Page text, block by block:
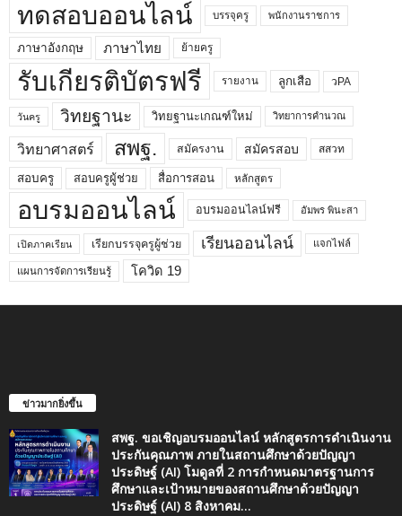
ทดสอบออนไลน์ บรรจุครู พนักงานราชการ
ภาษาอังกฤษ ภาษาไทย ย้ายครู
รับเกียรติบัตรฟรี รายงาน ลูกเสือ วPA
วันครู วิทยฐานะ วิทยฐานะเกณฑ์ใหม่ วิทยาการคำนวณ
วิทยาศาสตร์ สพฐ. สมัครงาน สมัครสอบ สสวท
สอบครู สอบครูผู้ช่วย สื่อการสอน หลักสูตร
อบรมออนไลน์ อบรมออนไลน์ฟรี อัมพร พินะสา
เปิดภาคเรียน เรียกบรรจุครูผู้ช่วย เรียนออนไลน์ แจกไฟล์
แผนการจัดการเรียนรู้ โควิด 19
ข่าวมากยิ่งขึ้น
สพฐ. ขอเชิญอบรมออนไลน์ หลักสูตรการดำเนินงาน
ประกันคุณภาพ ภายในสถานศึกษาด้วยปัญญา
ประดิษฐ์ (AI) โมดูลที่ 2 การกำหนดมาตรฐานการ
ศึกษาและเป้าหมายของสถานศึกษาด้วยปัญญา
ประดิษฐ์ (AI) 8 สิงหาคม...